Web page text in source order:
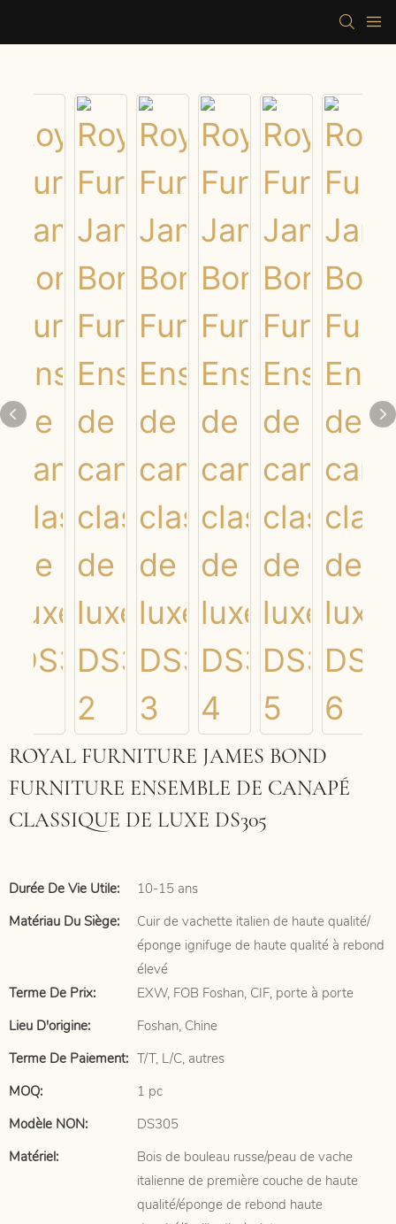
ROYAL FURNITURE JAMES BOND
FURNITURE ENSEMBLE DE CANAPÉ
CLASSIQUE DE LUXE DS305
Durée De Vie Utile:
10-15 ans
Matériau Du Siège:
Cuir de vachette italien de haute qualité/
éponge ignifuge de haute qualité à rebond
élevé
Terme De Prix:
EXW, FOB Foshan, CIF, porte à porte
Lieu D'origine:
Foshan, Chine
Terme De Paiement: T/T, L/C, autres
MOQ:
1 pc
Modèle NON:
DS305
Matériel:
Bois de bouleau russe/peau de vache
italienne de première couche de haute
qualité/éponge de rebond haute